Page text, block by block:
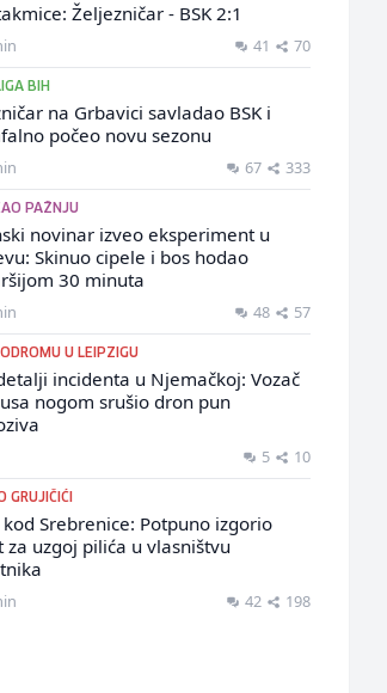
Željezničar - BSK 2:1
41 70
BIH
na Grbavici savladao BSK i
počeo novu sezonu
67 333
PAŽNJU
novinar izveo eksperiment u
Skinuo cipele i bos hodao
30 minuta
48 57
U LEIPZIGU
incidenta u Njemačkoj: Vozač
nogom srušio dron pun
5 10
GRUJIČIĆI
kod Srebrenice: Potpuno izgorio
za uzgoj pilića u vlasništvu
42 198